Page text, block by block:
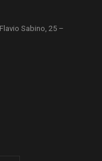
Sabino, 25 –